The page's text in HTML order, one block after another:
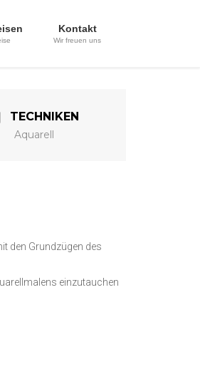
Kontakt
Wir freuen uns
TECHNIKEN
Aquarell
den Grundzügen des
einzutauchen